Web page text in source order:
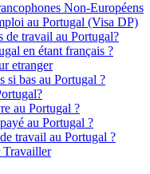
Non-Européens
au Portugal (Visa DP)
de travail au Portugal?
en étant français ?
etranger
si bas au Portugal ?
au Portugal ?
au Portugal ?
travail au Portugal ?
Travailler